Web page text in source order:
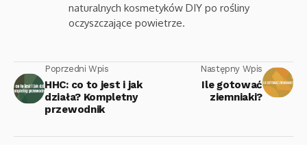
naturalnych kosmetyków DIY po rośliny
oczyszczające powietrze.
Poprzedni Wpis
HHC: co to jest i jak
działa? Kompletny
przewodnik
Następny Wpis
Ile gotować
ziemniaki?